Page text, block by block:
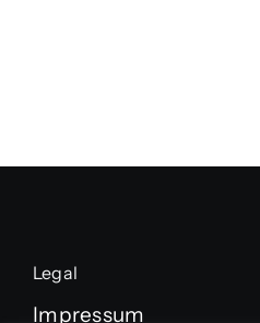
Legal
Impressum